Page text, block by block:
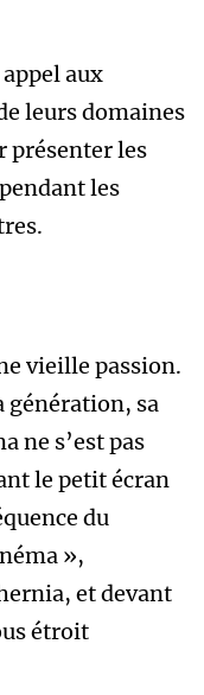
aux
leurs domaines
présenter les
les
vieille passion.
génération, sa
ne s’est pas
le petit écran
du
»,
et devant
étroit